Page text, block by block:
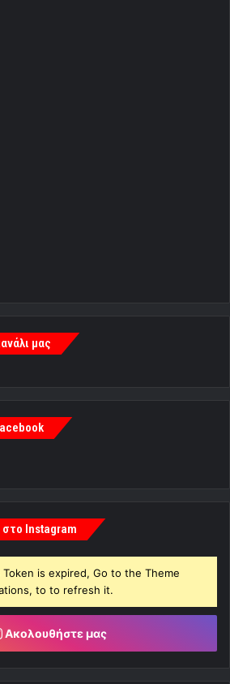
μας
Instagram
is expired, Go to the Theme
to to refresh it.
Ακολουθήστε μας